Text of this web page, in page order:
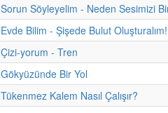
Sorun Söyleyelim - Neden Sesimizi
Evde Bilim - Şişede Bulut Oluşturalım!
Çizi-yorum - Tren
Gökyüzünde Bir Yol
Tükenmez Kalem Nasıl Çalışır?